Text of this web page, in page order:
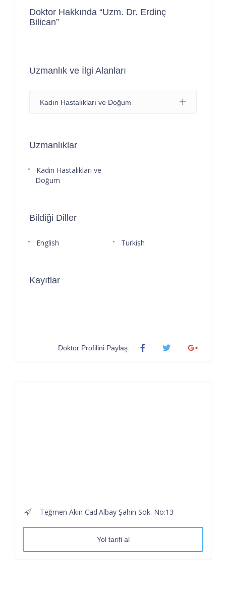
Doktor Hakkında “Uzm. Dr. Erdinç
Bilican”
Uzmanlık ve İlgi Alanları
Kadın Hastalıkları ve Doğum
Uzmanlıklar
Kadın Hastalıkları ve
Doğum
Bildiği Diller
English Turkish
Kayıtlar
Doktor Profilini Paylaş:
Teğmen Akın Cad.Albay Şahin Sok. No:13
Yol tarifi al